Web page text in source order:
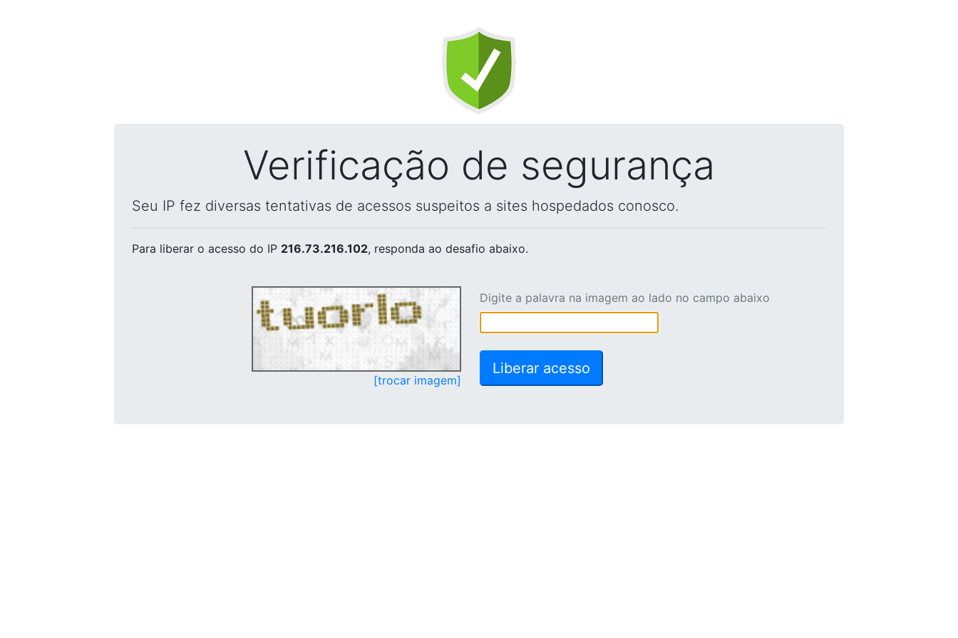
Verificação de segurança
Seu IP fez diversas tentativas de acessos suspeitos a sites hospedados conosco.
Para liberar o acesso do IP 216.73.216.102, responda ao desafio abaixo.
[trocar imagem]
Digite a palavra na imagem ao lado no campo abaixo